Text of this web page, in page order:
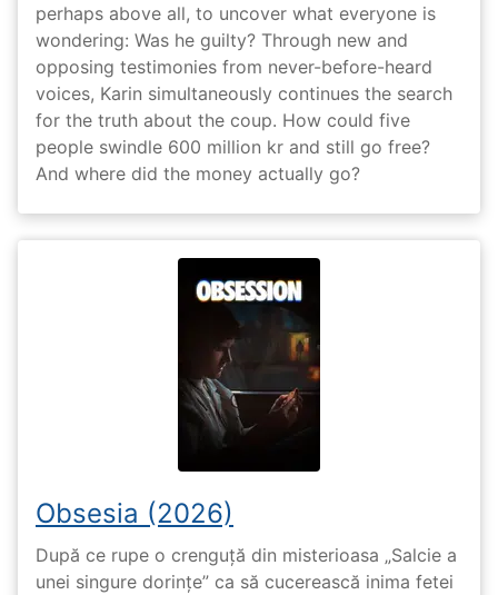
perhaps above all, to uncover what everyone is
wondering: Was he guilty? Through new and
opposing testimonies from never-before-heard
voices, Karin simultaneously continues the search
for the truth about the coup. How could five
people swindle 600 million kr and still go free?
And where did the money actually go?
Obsesia (2026)
După ce rupe o crenguță din misterioasa „Salcie a
unei singure dorințe” ca să cucerească inima fetei